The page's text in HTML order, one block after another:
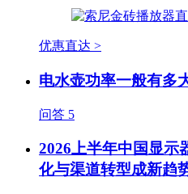
优惠直达 >
电水壶功率一般有多
问答 5
2026上半年中国显示
化与渠道转型成新趋